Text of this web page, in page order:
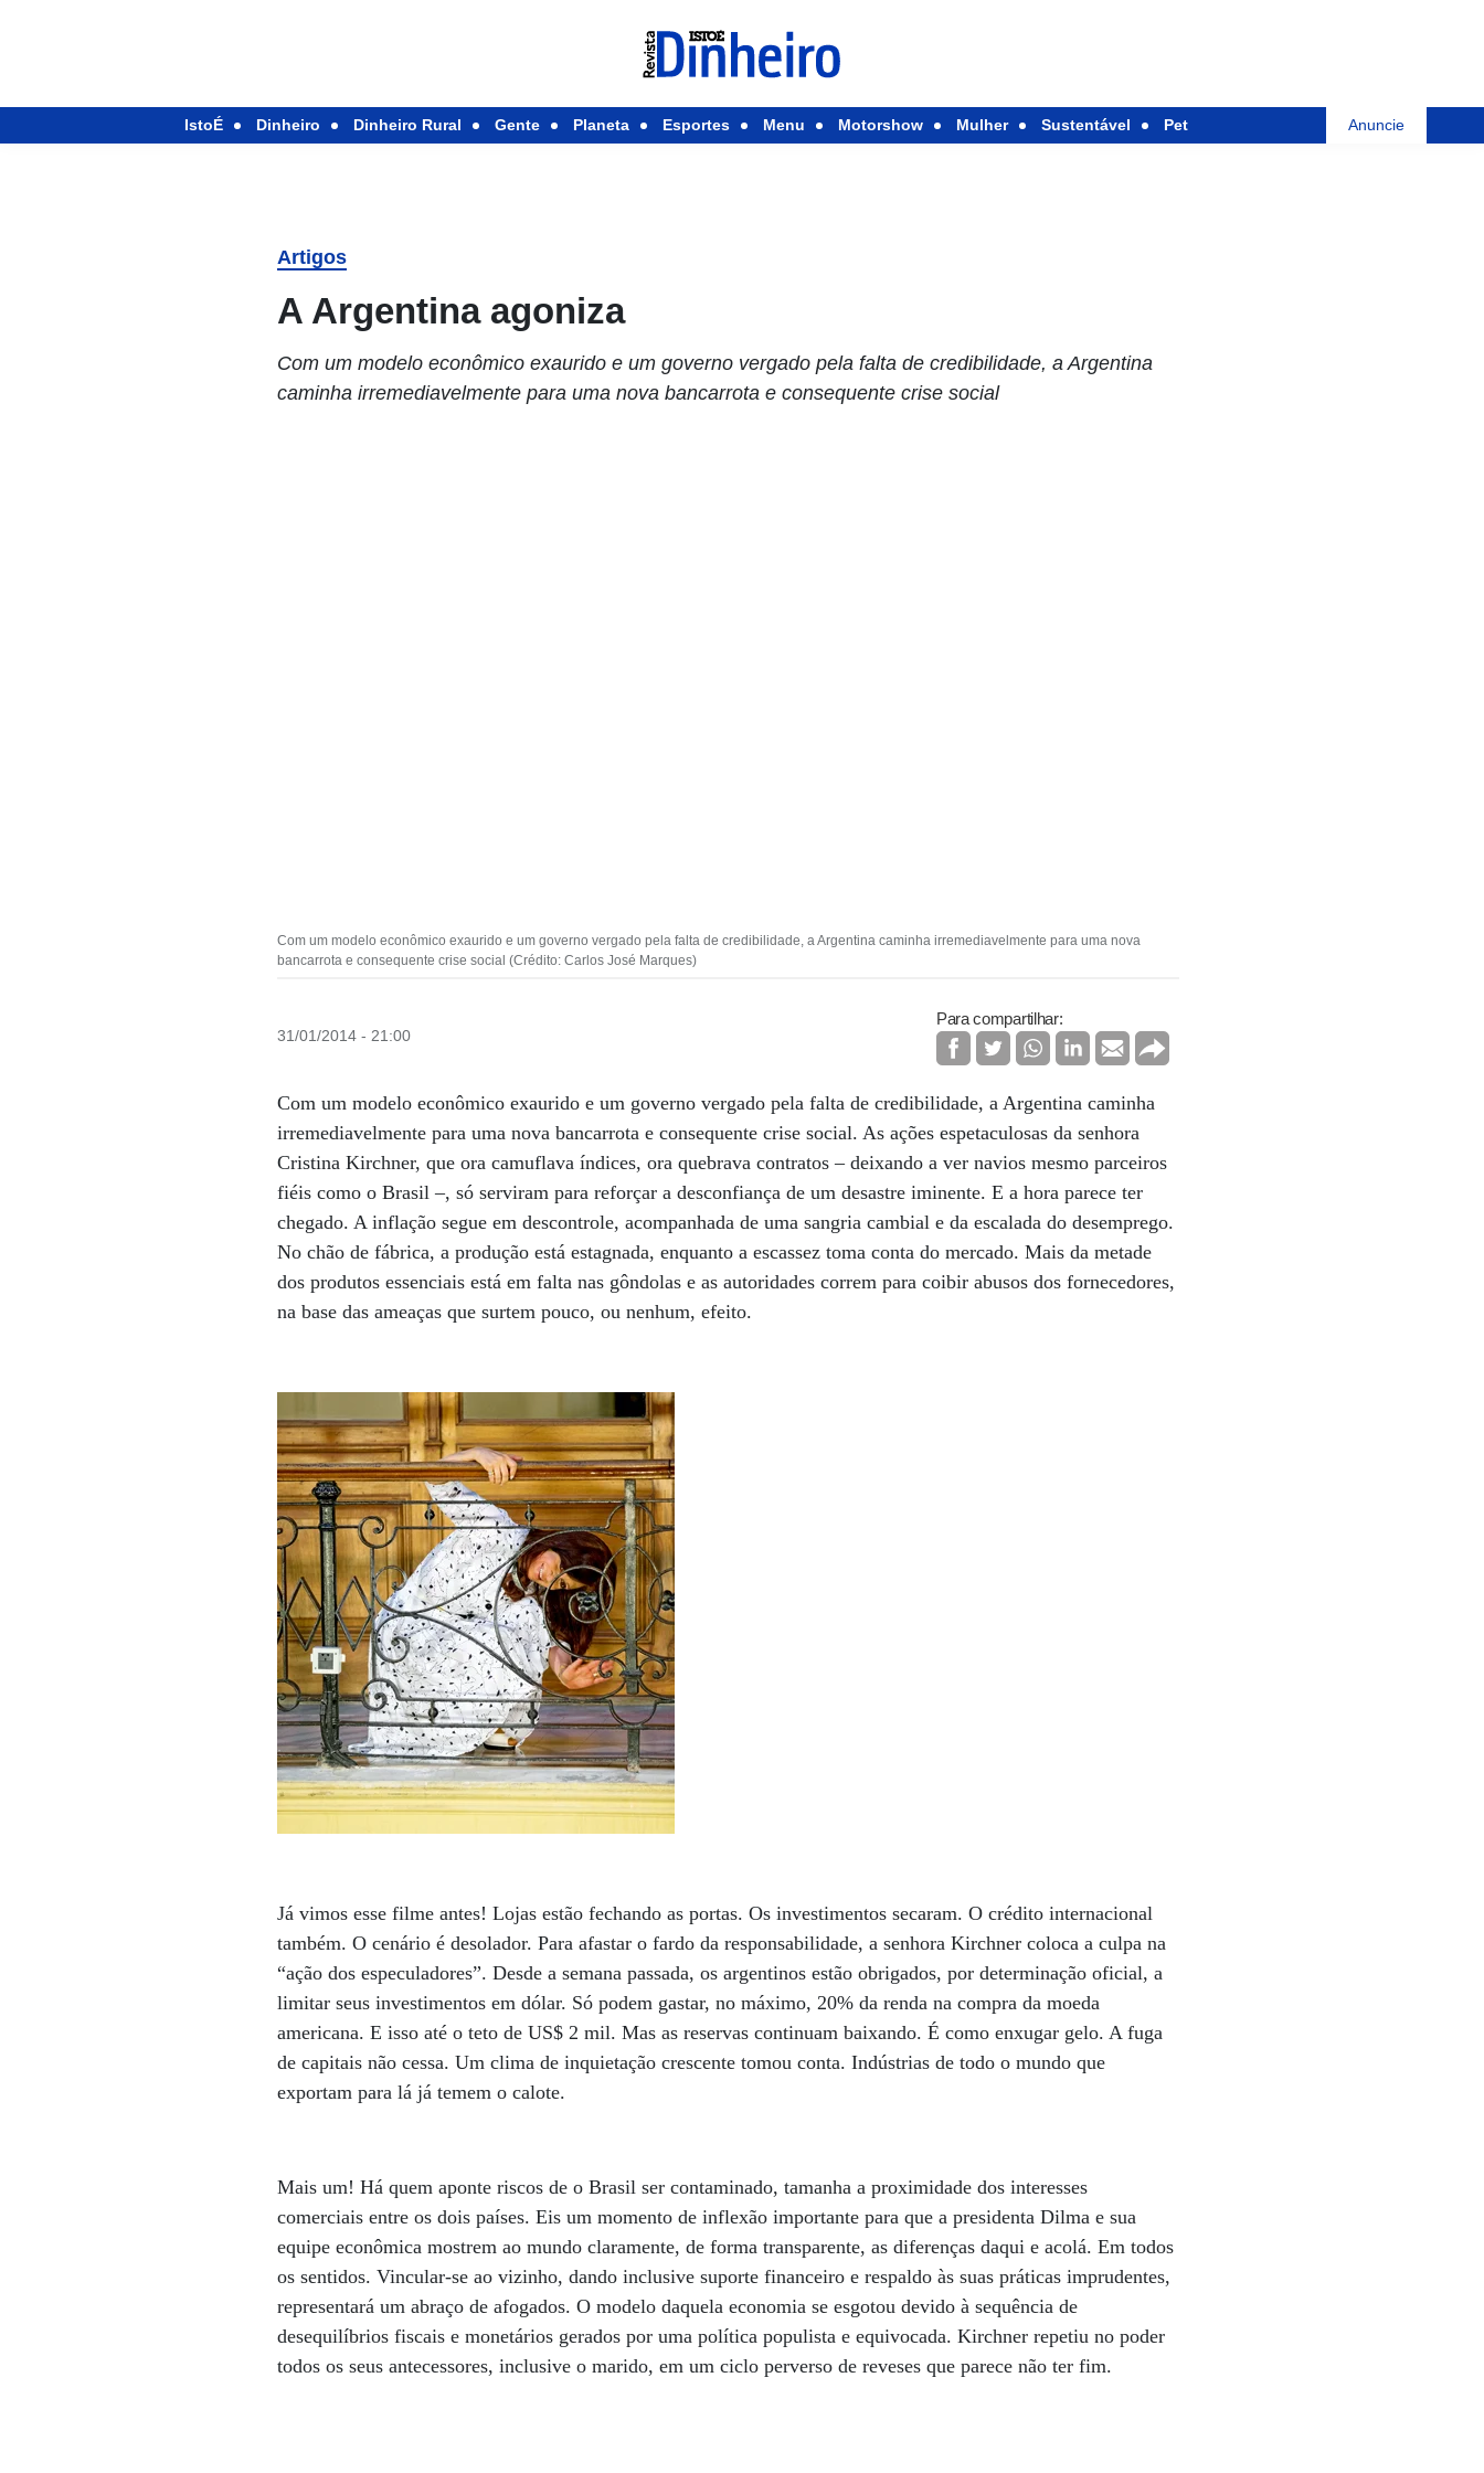
IstoÉ Dinheiro Dinheiro Rural Gente Planeta Esportes Menu Motorshow Mulher Sustentável Pet Anuncie
Artigos
A Argentina agoniza
Com um modelo econômico exaurido e um governo vergado pela falta de credibilidade, a Argentina
caminha irremediavelmente pa­­­­ra uma nova bancarrota e consequente crise social
Com um modelo econômico exaurido e um governo vergado pela falta de credibilidade, a Argentina caminha irremediavelmente pa­­­­ra uma nova
bancarrota e consequente crise social (Crédito: Carlos José Marques)
31/01/2014 - 21:00
Para compartilhar:
Com um modelo econômico exaurido e um governo vergado pela falta de credibilidade, a Argentina caminha
irremediavelmente para uma nova bancarrota e consequente crise social. As ações espetaculosas da senhora
Cristina Kirchner, que ora camuflava índices, ora quebrava contratos – deixando a ver navios mesmo parceiros
fiéis como o Brasil –, só serviram para reforçar a desconfiança de um desastre iminente. E a hora parece ter
chegado. A inflação segue em descontrole, acompanhada de uma sangria cambial e da escalada do desemprego.
No chão de fábrica, a produção está estagnada, enquanto a escassez toma conta do mercado. Mais da metade
dos produtos essenciais está em falta nas gôndolas e as autoridades correm para coibir abusos dos fornecedores,
na base das ameaças que surtem pouco, ou nenhum, efeito.
Já vimos esse filme antes! Lojas estão fechando as portas. Os investimentos secaram. O crédito internacional
também. O cenário é desolador. Para afastar o fardo da responsabilidade, a senhora Kirchner coloca a culpa na
“ação dos especuladores”. Desde a semana passada, os argentinos estão obrigados, por determinação oficial, a
limitar seus investimentos em dólar. Só podem gastar, no máximo, 20% da renda na compra da moeda
americana. E isso até o teto de US$ 2 mil. Mas as reservas continuam baixando. É como enxugar gelo. A fuga
de capitais não cessa. Um clima de inquietação crescente tomou conta. Indústrias de todo o mundo que
exportam para lá já temem o calote.
Mais um! Há quem aponte riscos de o Brasil ser contaminado, tamanha a proximidade dos interesses
comerciais entre os dois países. Eis um momento de inflexão importante para que a presidenta Dilma e sua
equipe econômica mostrem ao mundo claramente, de forma transparente, as diferenças daqui e acolá. Em todos
os sentidos. Vincular-se ao vizinho, dando inclusive suporte financeiro e respaldo às suas práticas imprudentes,
representará um abraço de afogados. O modelo daquela economia se esgotou devido à sequência de
desequilíbrios fiscais e monetários gerados por uma política populista e equivocada. Kirchner repetiu no poder
todos os seus antecessores, inclusive o marido, em um ciclo perverso de reveses que parece não ter fim.